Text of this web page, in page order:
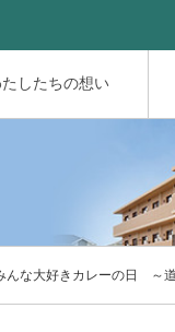
したちの想い
んな大好きカレーの日 ～